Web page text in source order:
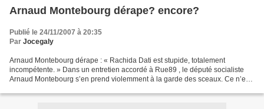
Arnaud Montebourg dérape? encore?
Publié le 24/11/2007 à 20:35
Par Jocegaly
Arnaud Montebourg dérape : « Rachida Dati est stupide, totalement
incompétente. » Dans un entretien accordé à Rue89 , le député socialiste
Arnaud Montebourg s’en prend violemment à la garde des sceaux. Ce n’est